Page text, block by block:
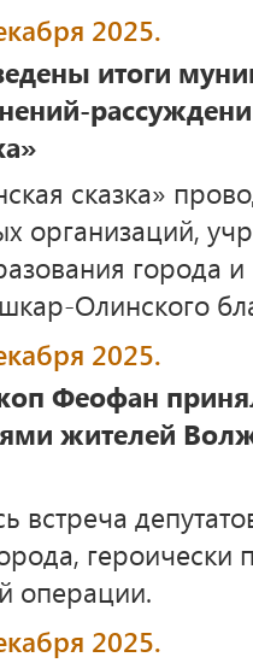
2025.
итоги
сказка»
организаций,
города
Олинского
2025.
Феофан
жителей
встреча
героически
операции.
2025.